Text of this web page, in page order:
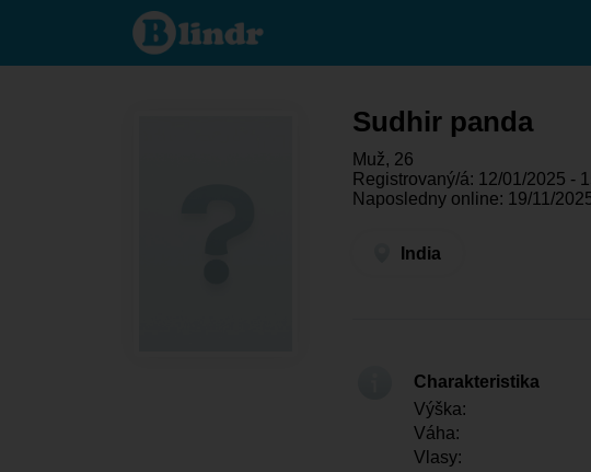
Sudhir
panda -
On
Sudhir panda
Muž, 26
Registrovaný/á: 12/01/2025 -
Naposledny online: 19/11/
India
Charakteristika
Výška:
Váha:
Vlasy: